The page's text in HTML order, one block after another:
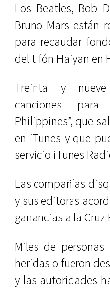
Los Beatles, Bob
Bruno Mars están
para recaudar
del tifón Haiyan en
Treinta y
canciones
Philippines”, que
en iTunes y que
servicio iTunes
Las compañías
y sus editoras
ganancias a la
Miles de personas
heridas o fueron
y las autoridades